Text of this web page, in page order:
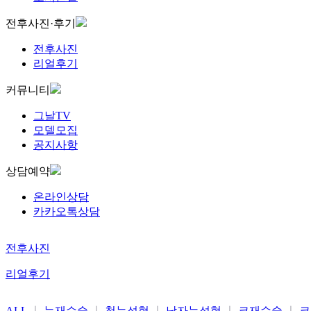
전후사진·후기
전후사진
리얼후기
커뮤니티
그날TV
모델모집
공지사항
상담예약
온라인상담
카카오톡상담
전후사진
리얼후기